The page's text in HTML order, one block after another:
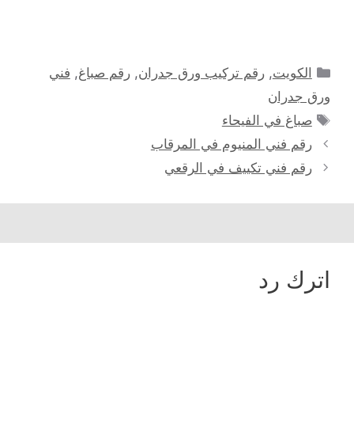
التصنيفات
الكويت,رقم تركيب ورق جدران,رقم صباغ, فني
ورق جدران
الوسوم
صباغ في الفيحاء
رقم فني المنيوم في المرقاب
رقم فني تكييف في الرقعي
اترك رد